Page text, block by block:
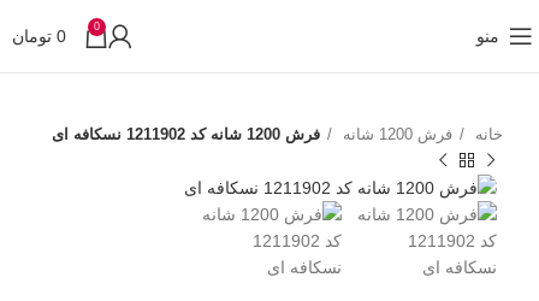
منو 0
0 تومان
خانه فرش 1200 شانه فرش 1200 شانه کد 1211902 نسکافه ای